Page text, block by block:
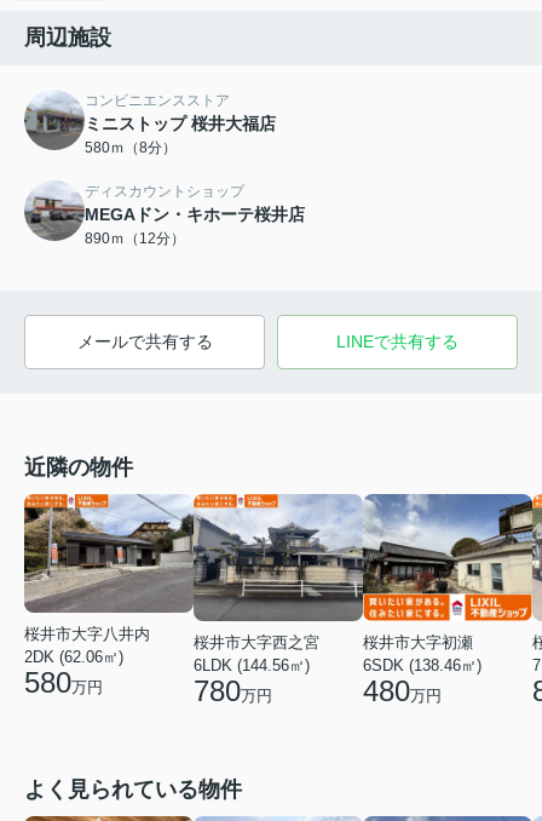
周辺施設
コンビニエンスストア
ミニストップ 桜井大福店
580ｍ（8分）
ディスカウントショップ
MEGAドン・キホーテ桜井店
890ｍ（12分）
メールで共有する LINEで共有する
近隣の物件
桜井市大字八井内
2DK (62.06㎡)
580万円
桜井市大字西之宮
6LDK (144.56㎡)
780万円
桜井市大字初瀬
6SDK (138.46㎡)
480万円
よく見られている物件